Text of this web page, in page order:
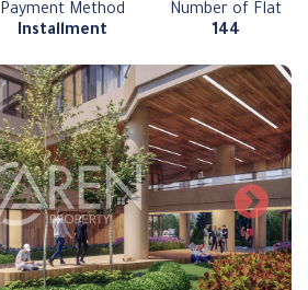
Number of Flat
144
Payment Method
Installment